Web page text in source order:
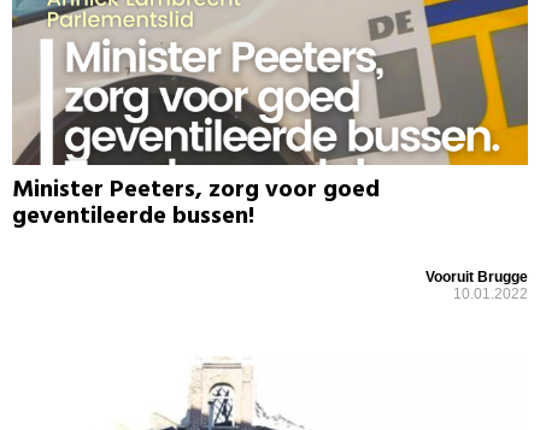
Minister Peeters, zorg voor goed
geventileerde bussen!
Vooruit Brugge
10.01.2022